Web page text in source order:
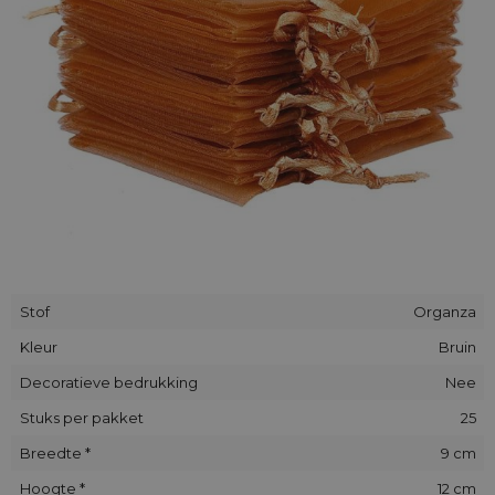
Stof
Organza
Kleur
Bruin
Decoratieve bedrukking
Nee
Stuks per pakket
25
Breedte *
9 cm
Hoogte *
12 cm